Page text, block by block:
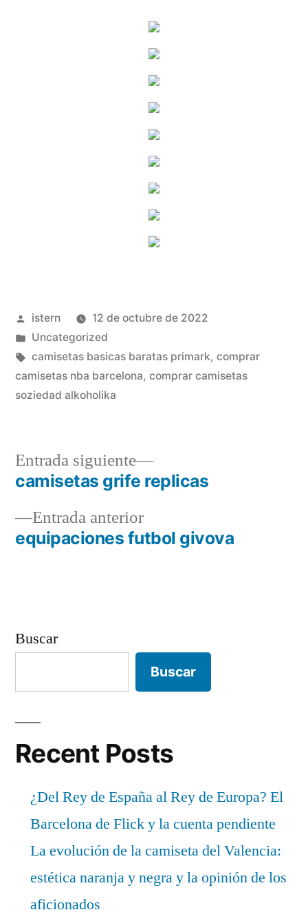
Publicado
por
istern
12 de octubre de 2022
Publicado
en
Uncategorized
Etiquetas:
camisetas basicas baratas primark, comprar
camisetas nba barcelona, comprar camisetas
soziedad alkoholika
Navegación
de
entradas
Entrada anteriorEntrada
anterior:
equipaciones futbol givova
Entrada siguiente
Entrada
siguiente:
camisetas grife replicas
Buscar
Buscar
Recent Posts
¿Del Rey de España al Rey de Europa? El
Barcelona de Flick y la cuenta pendiente
La evolución de la camiseta del Valencia:
estética naranja y negra y la opinión de los
aficionados